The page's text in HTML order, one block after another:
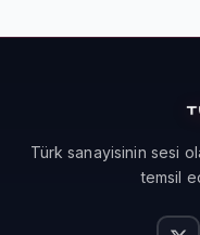
Türk sanayisinin sesi
temsil